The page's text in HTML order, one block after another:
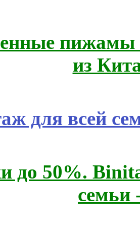
пижамы
из
для всей
до 50%.
семьи